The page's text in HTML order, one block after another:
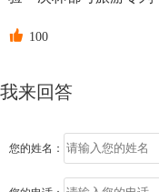
 100
我来回答
您的姓名：